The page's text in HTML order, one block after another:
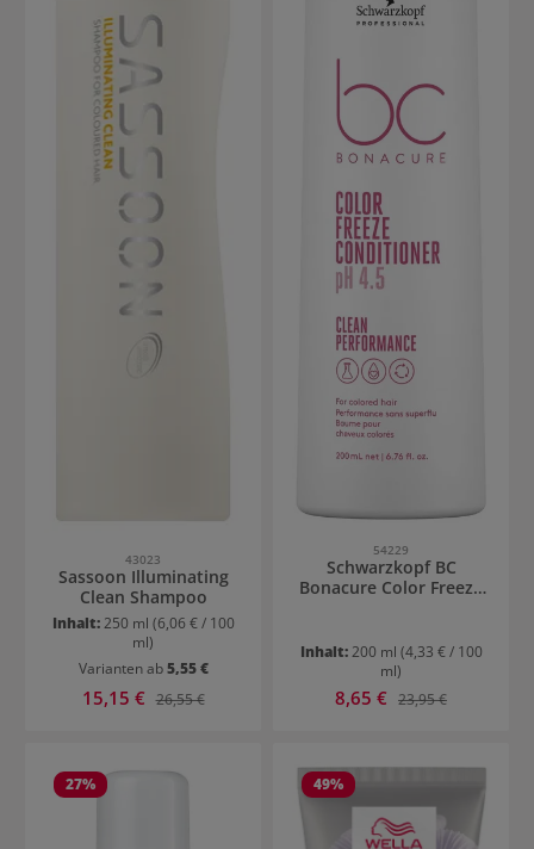
43023
Sassoon Illuminating
Clean Shampoo
Inhalt:250 ml (6,06 € / 100
ml)
Varianten ab5,55 €
Verkaufspreis:
15,15 € Regulärer Preis:
26,55 €
54229
Schwarzkopf BC
Bonacure Color Freeze
Inhalt:200 ml (4,33 € / 100
ml)
Verkaufspreis:
8,65 € Regulärer Preis:
23,95 €
27% 49%